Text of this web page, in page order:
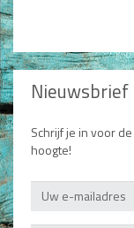
Nieuwsbrief
Schrijf je in voor
hoogte!